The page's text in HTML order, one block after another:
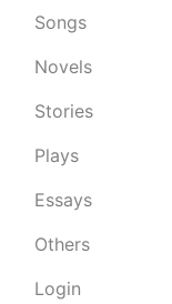
Songs
Novels
Stories
Plays
Essays
Others
Login